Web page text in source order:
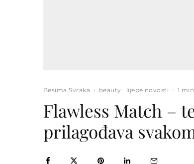
Besima Svraka · beauty lijepe novosti · 1
Flawless Match –
prilagođava